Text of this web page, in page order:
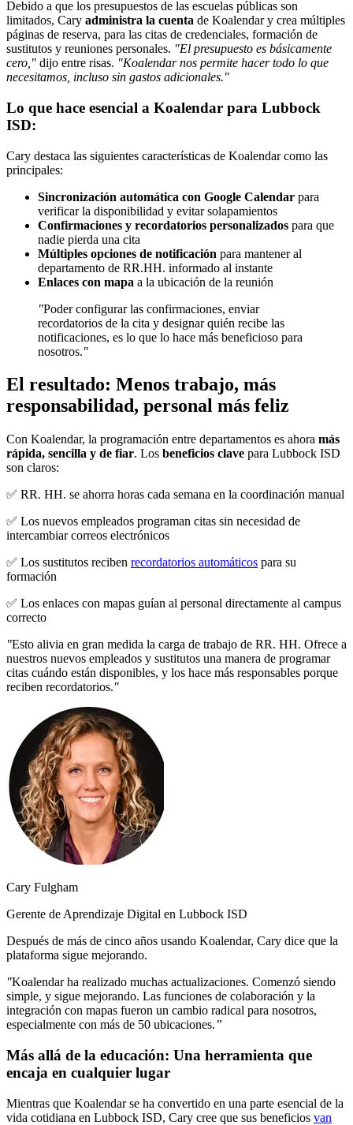
Debido a que los presupuestos de las escuelas públicas son
limitados, Cary administra la cuenta de Koalendar y crea múltiples
páginas de reserva, para las citas de credenciales, formación de
sustitutos y reuniones personales. "El presupuesto es básicamente
cero," dijo entre risas. "Koalendar nos permite hacer todo lo que
necesitamos, incluso sin gastos adicionales."
Lo que hace esencial a Koalendar para Lubbock
ISD:
Cary destaca las siguientes características de Koalendar como las
principales:
Sincronización automática con Google Calendar para
verificar la disponibilidad y evitar solapamientos
Confirmaciones y recordatorios personalizados para que
nadie pierda una cita
Múltiples opciones de notificación para mantener al
departamento de RR.HH. informado al instante
Enlaces con mapa a la ubicación de la reunión
"Poder configurar las confirmaciones, enviar
recordatorios de la cita y designar quién recibe las
notificaciones, es lo que lo hace más beneficioso para
nosotros."
El resultado: Menos trabajo, más
responsabilidad, personal más feliz
Con Koalendar, la programación entre departamentos es ahora más
rápida, sencilla y de fiar. Los beneficios clave para Lubbock ISD
son claros:
✅ RR. HH. se ahorra horas cada semana en la coordinación manual
✅ Los nuevos empleados programan citas sin necesidad de
intercambiar correos electrónicos
✅ Los sustitutos reciben recordatorios automáticos para su
formación
✅ Los enlaces con mapas guían al personal directamente al campus
correcto
"Esto alivia en gran medida la carga de trabajo de RR. HH. Ofrece a
nuestros nuevos empleados y sustitutos una manera de programar
citas cuándo están disponibles, y los hace más responsables porque
reciben recordatorios."
Cary Fulgham
Gerente de Aprendizaje Digital en Lubbock ISD
Después de más de cinco años usando Koalendar, Cary dice que la
plataforma sigue mejorando.
"Koalendar ha realizado muchas actualizaciones. Comenzó siendo
simple, y sigue mejorando. Las funciones de colaboración y la
integración con mapas fueron un cambio radical para nosotros,
especialmente con más de 50 ubicaciones.”
Más allá de la educación: Una herramienta que
encaja en cualquier lugar
Mientras que Koalendar se ha convertido en una parte esencial de la
vida cotidiana en Lubbock ISD, Cary cree que sus beneficios van